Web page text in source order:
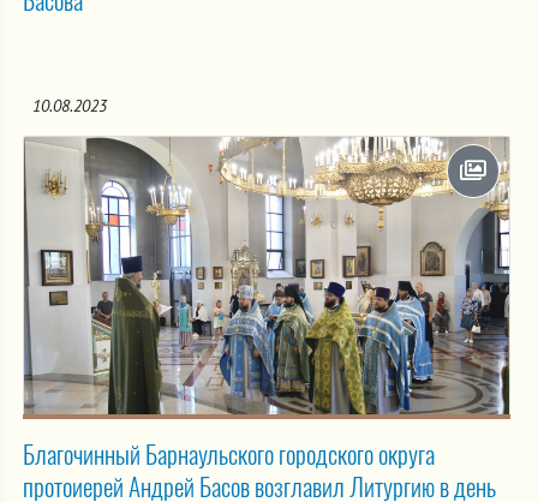
10.08.2023
Благочинный Барнаульского городского округа
протоиерей Андрей Басов возглавил Литургию в день